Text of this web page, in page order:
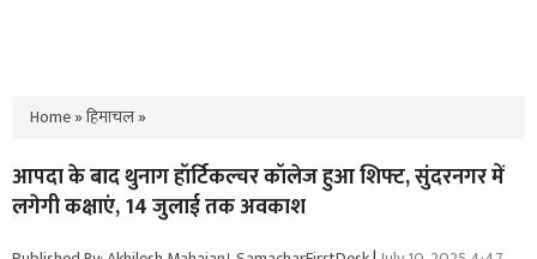
Home»हिमाचल»
आपदा के बाद थुनाग हॉर्टिकल्चर कॉलेज हुआ शिफ्ट, सुंदरनगर में
लगेगी कक्षाएं, 14 जुलाई तक अवकाश